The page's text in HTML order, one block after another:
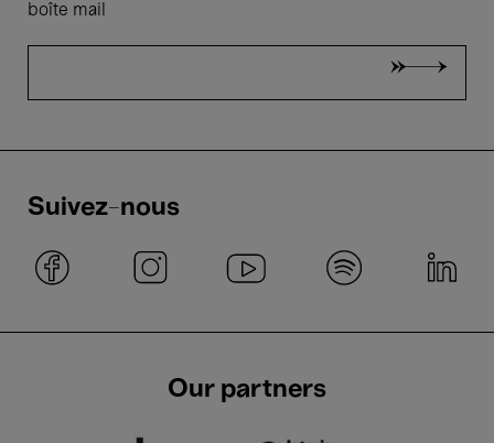
boîte mail
Suivez-nous
Our partners